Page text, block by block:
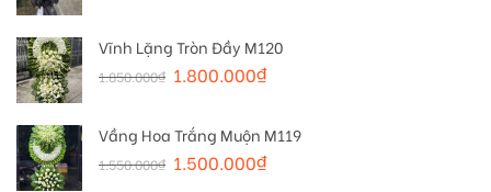
Vĩnh Lặng Tròn Đầy M120
1.850.000₫ 1.800.000₫
Vầng Hoa Trắng Muộn M119
1.550.000₫ 1.500.000₫